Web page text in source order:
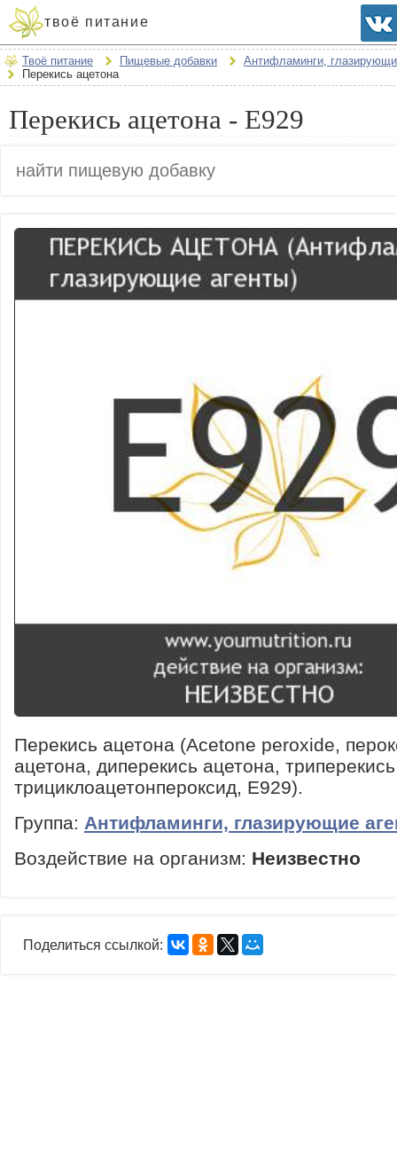
твоё питание
Твоё питание Пищевые добавки
Антифламинги,
Перекись ацетона
Перекись ацетона - E929
Перекись ацетона (Acetone peroxide,
ацетона, диперекись ацетона,
трициклоацетонпероксид, E929).
Группа: Антифламинги, глазирующие
Воздействие на организм: Неизвестно
Поделиться ссылкой: